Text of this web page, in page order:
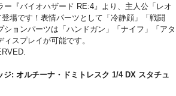
『バイオハザード RE:4』より、主人公「レオ
場です！表情パーツとして「冷静顔」「戦闘
ョンパーツは「ハンドガン」「ナイフ」「アタ
スプレイが可能です。
: オルチーナ・ドミトレスク 1/4 DX スタチュ